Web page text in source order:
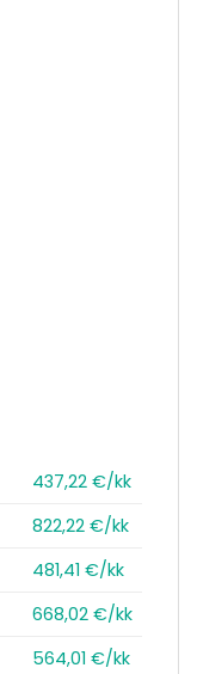
437,22 €/kk
822,22 €/kk
481,41 €/kk
668,02 €/kk
564,01 €/kk